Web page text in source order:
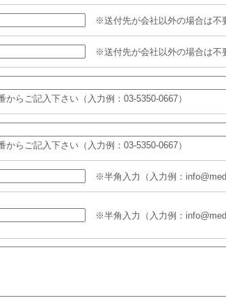
※送付先が会社以外の場合は不
※送付先が会社以外の場合は不
からご記入下さい（入力例：03-5350-0667）
からご記入下さい（入力例：03-5350-0667）
※半角入力 （入力例：
※半角入力 （入力例：